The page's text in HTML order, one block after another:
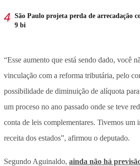
São Paulo projeta perda de arrecadação
9 bi
“Esse aumento que está sendo dado, você
vinculação com a reforma tributária, pelo
possibilidade de diminuição de alíquota
um proceso no ano passado onde se teve
conta de leis complementares. Tivemos um
receita dos estados”, afirmou o deputado.
Segundo Aguinaldo, ainda não há